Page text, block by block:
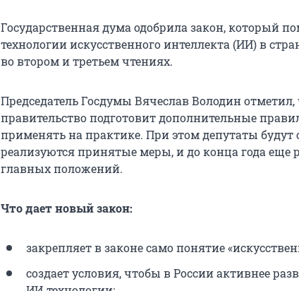
Государственная дума одобрила закон, который
технологии искусственного интеллекта (ИИ) в
во втором и третьем чтениях.
Председатель Госдумы Вячеслав Володин
правительство подготовит дополнительные
применять на практике. При этом депутаты будут
реализуются принятые меры, и до конца года еще
главных положений.
Что дает новый закон:
закрепляет в законе само понятие
создает условия, чтобы в России активнее